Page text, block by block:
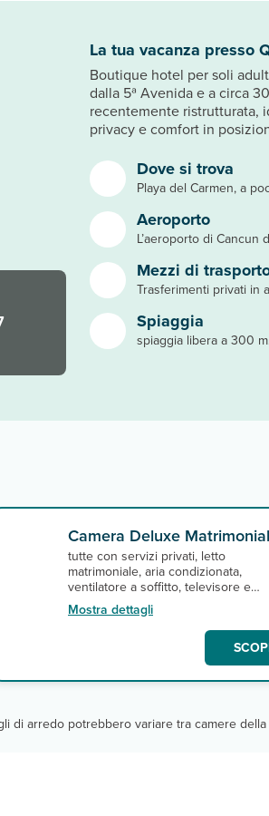
Dove si trova
Playa del Carmen, a
Aeroporto
L’aeroporto di Cancun
Mezzi di
Trasferimenti privati in
Spiaggia
spiaggia libera a 300
La tua vacanza presso
Boutique hotel per soli
dalla 5ª Avenida e a circa
recentemente ristrutturata,
privacy e comfort in
Camera Deluxe
tutte con servizi privati, letto
matrimoniale, aria condizionata,
ventilatore a soffitto, televisore e
connessione internet wi-fi e
pagamento, cassetta di sicurezza.
Mostra dettagli
di arredo potrebbero variare tra camere